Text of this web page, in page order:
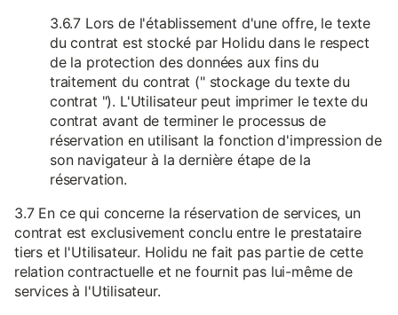
3.6.7 Lors de l'établissement d'une offre, le texte
du contrat est stocké par Holidu dans le respect
de la protection des données aux fins du
traitement du contrat (" stockage du texte du
contrat "). L'Utilisateur peut imprimer le texte du
contrat avant de terminer le processus de
réservation en utilisant la fonction d'impression de
son navigateur à la dernière étape de la
réservation.
3.7 En ce qui concerne la réservation de services, un
contrat est exclusivement conclu entre le prestataire
tiers et l'Utilisateur. Holidu ne fait pas partie de cette
relation contractuelle et ne fournit pas lui-même de
services à l'Utilisateur.